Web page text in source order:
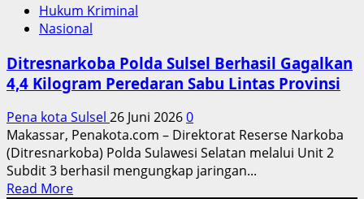
Hukum Kriminal
Nasional
Ditresnarkoba Polda Sulsel Berhasil Gagalkan
4,4 Kilogram Peredaran Sabu Lintas Provinsi
Pena kota Sulsel 26 Juni 20260
Makassar, Penakota.com – Direktorat Reserse Narkoba
(Ditresnarkoba) Polda Sulawesi Selatan melalui Unit 2
Subdit 3 berhasil mengungkap jaringan...
Read MoreRead